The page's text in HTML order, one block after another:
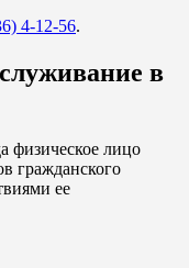
4-12-56.
в
физическое лицо
гражданского
ее